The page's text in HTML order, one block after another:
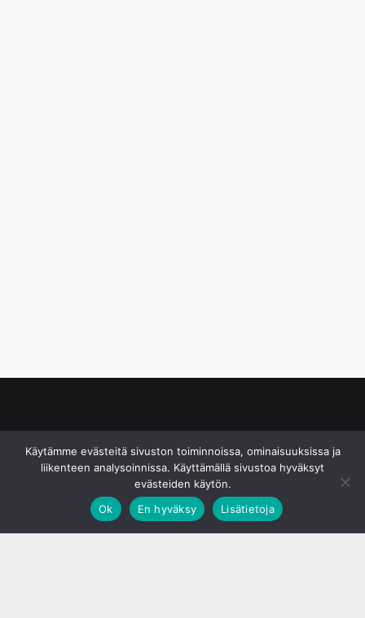
Käytämme evästeitä sivuston toiminnoissa, ominaisuuksissa ja
liikenteen analysoinnissa. Käyttämällä sivustoa hyväksyt
evästeiden käytön.
Ok
En hyväksy Lisätietoja